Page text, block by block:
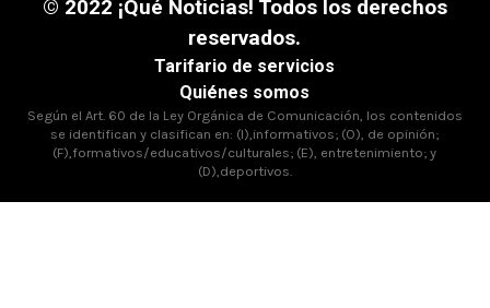
© 2022 ¡Qué Noticias! Todos los derechos
reservados.
Tarifario de servicios
Quiénes somos
Según el Art. 60 de la Ley Orgánica de Comunicación, los contenidos
se identifican y clasifican en: (I),informativos; (O), de opinión;
(F),formativos/educativos/culturales; (E), entretenimiento; y
(D),deportivos.